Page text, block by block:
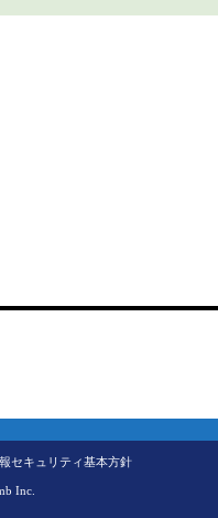
セキュリティ基本方針
Inc.